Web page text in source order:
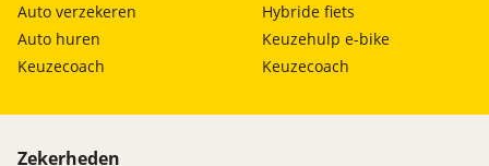
Auto verzekeren
Auto huren
Keuzecoach
Hybride fiets
Keuzehulp e-bike
Keuzecoach
Zekerheden